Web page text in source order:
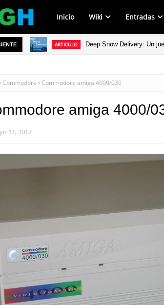
Inicio Wiki Entradas
ARTICULO Deep Snow Delivery: Un
Commodore Commodore amiga 4000/030
amiga 4000/
11, 2017